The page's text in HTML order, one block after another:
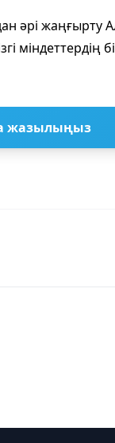
әрі жаңғырту
міндеттердің
жазылыңыз